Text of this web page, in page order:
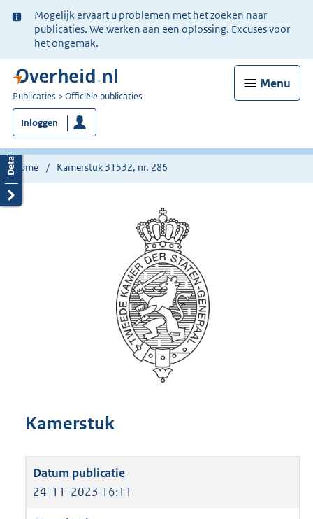
Ter
informatie:
Mogelijk ervaart u problemen met het zoeken naar
publicaties. We werken aan een oplossing. Excuses voor
het ongemak.
Menu
U
bent
nu
hier:
Publicaties Officiële publicaties
Inloggen
Home Kamerstuk 31532, nr. 286
Kamerstuk
24-11-2023 16:11